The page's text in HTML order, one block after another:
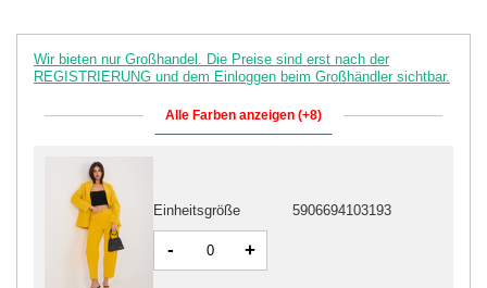
Wir bieten nur Großhandel. Die Preise sind erst nach der
REGISTRIERUNG und dem Einloggen beim Großhändler sichtbar.
Alle Farben anzeigen (+8)
Einheitsgröße 5906694103193
- +